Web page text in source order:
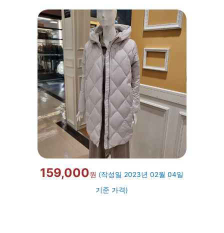
159,000원 (작성일 2023년 02월 04일
기준 가격)